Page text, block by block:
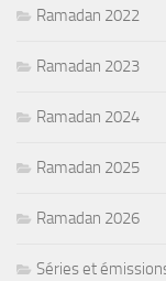
Ramadan 2022
Ramadan 2023
Ramadan 2024
Ramadan 2025
Ramadan 2026
Séries et